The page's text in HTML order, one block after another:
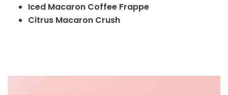
Iced Macaron Coffee Frappe
Citrus Macaron Crush